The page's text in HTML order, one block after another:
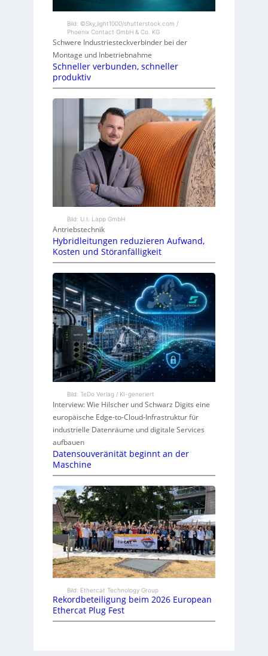
Bild: ©Sky_light1000/shutterstock.com /
Phoenix Contact GmbH & Co. KG
Schwere Industriesteckverbinder bei der
Montage und Inbetriebnahme
Schneller verbunden, schneller
produktiv
Bild: U.I. Lapp GmbH
Antriebstechnik
Hybridleitungen reduzieren Aufwand,
Kosten und Störanfälligkeit
Bild: TeDo Verlag / KI-generiert
Interview: Wie Hilscher und Schwarz Digits eine
europäische Edge-to-Cloud-Infrastruktur für
industrielle Datenräume und digitale Services
aufbauen
Datensouveränität beginnt an der
Maschine
Bild: Ethercat Technology Group
Rekordbeteiligung beim 2026 European
Ethercat Plug Fest